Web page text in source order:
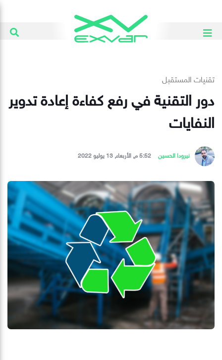
تقنيات المستقبل
دور التقنية في رفع كفاءة إعادة تدوير
النفايات
نيرودا الحسين 5:52 م, الأربعاء, 13 يوليو 2022